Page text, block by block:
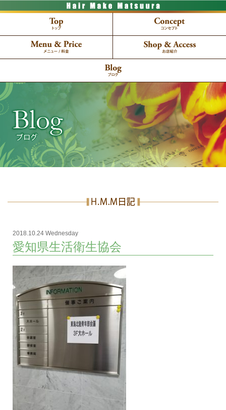
2018.10.24 Wednesday
愛知県生活衛生協会